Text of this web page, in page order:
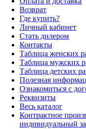
Возврат
Где купить?
Личный кабинет
Стать дилером
Контакты
Таблица женских
Таблица мужских
Таблица детских
Полезная
Ознакомиться с
Реквизиты
Весь каталог
Контрактное
индивидуальный